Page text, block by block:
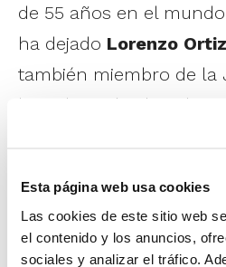
Esta página web usa cookies
Las cookies de este sitio web
el contenido y los anuncios,
sociales y analizar el tráfico.
de 55 años en el
ha dejado Lorenzo Ortiz
también miembro de la
la Federación de
Comunitat Valenciana
En la temporada 2011-
recibió el
dilatada trayectoria de